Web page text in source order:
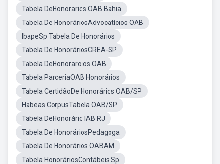
Tabela DeHonorarios OAB Bahia
Tabela De HonoráriosAdvocatícios OAB
IbapeSp Tabela De Honorários
Tabela De HonoráriosCREA-SP
Tabela DeHonoraroios OAB
Tabela ParceriaOAB Honorários
Tabela CertidãoDe Honorários OAB/SP
Habeas CorpusTabela OAB/SP
Tabela DeHonorário IAB RJ
Tabela De HonoráriosPedagoga
Tabela De Honorários OABAM
Tabela HonoráriosContábeis Sp